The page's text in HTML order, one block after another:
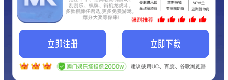
我们即将上线啦...
我们的网站正在建设.
它将是非常棒的网站.